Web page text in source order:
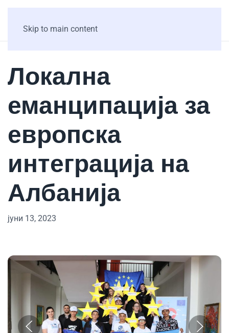
Skip to main content
Локална
еманципација за
европска
интеграција на
Албанија
јуни 13, 2023